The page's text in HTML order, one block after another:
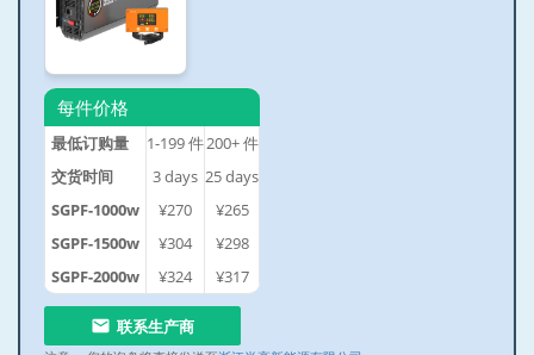
每件价格
最低订购量 1-199件200+件
交货时间
3days 25days
SGPF-1000w
¥270
¥265
SGPF-1500w
¥304
¥298
SGPF-2000w
¥324 ¥317
联系生产商